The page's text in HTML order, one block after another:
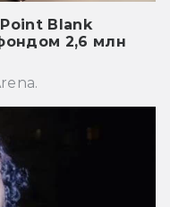
Blank
2,6 млн